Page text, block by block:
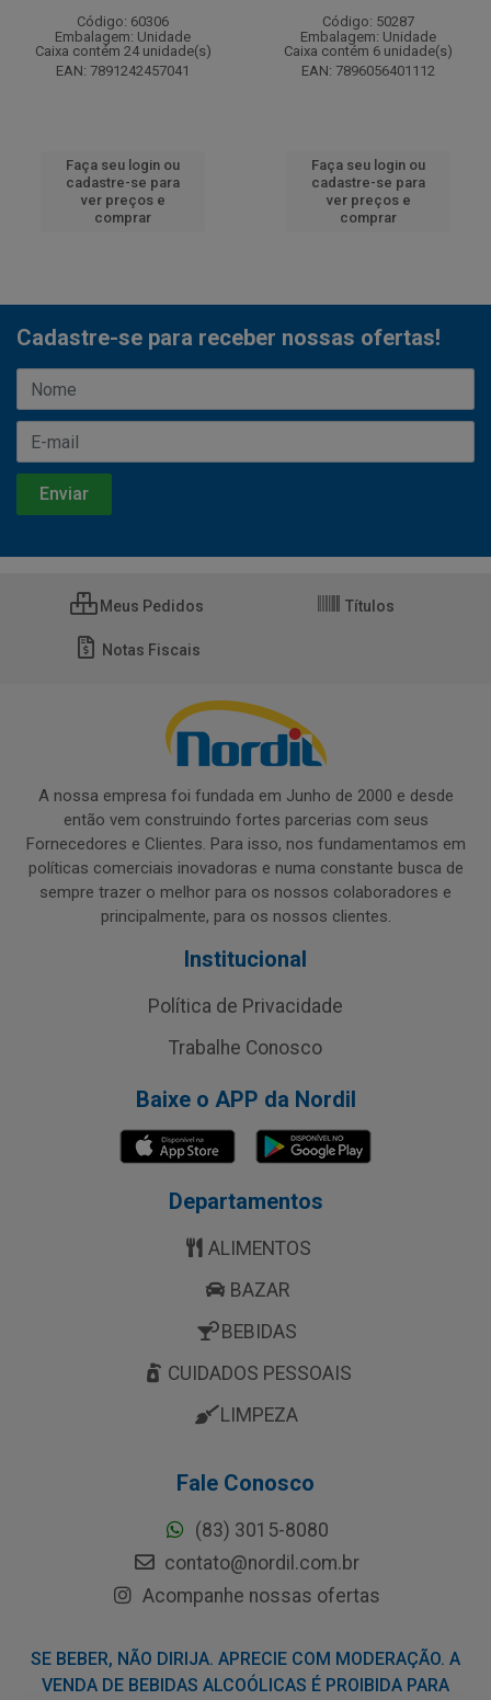
Código: 60306
Embalagem: Unidade
Caixa contém 24 unidade(s)
EAN: 7891242457041
Faça seu login ou
cadastre-se para
ver preços e
comprar
Código: 50287
Embalagem: Unidade
Caixa contém 6 unidade(s)
EAN: 7896056401112
Faça seu login ou
cadastre-se para
ver preços e
comprar
Cadastre-se para receber nossas ofertas!
Meus Pedidos Títulos
Notas Fiscais
A nossa empresa foi fundada em Junho de 2000 e desde
então vem construindo fortes parcerias com seus
Fornecedores e Clientes. Para isso, nos fundamentamos em
políticas comerciais inovadoras e numa constante busca de
sempre trazer o melhor para os nossos colaboradores e
principalmente, para os nossos clientes.
Institucional
Política de Privacidade
Trabalhe Conosco
Baixe o APP da Nordil
Departamentos
ALIMENTOS
BAZAR
BEBIDAS
CUIDADOS PESSOAIS
LIMPEZA
Fale Conosco
(83) 3015-8080
contato@nordil.com.br
Acompanhe nossas ofertas
SE BEBER, NÃO DIRIJA. APRECIE COM MODERAÇÃO. A
VENDA DE BEBIDAS ALCOÓLICAS É PROIBIDA PARA